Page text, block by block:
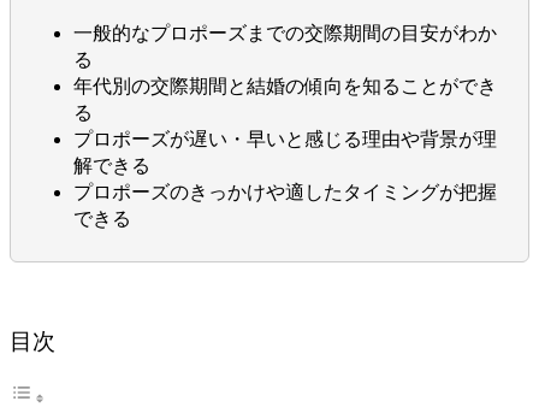
一般的なプロポーズまでの交際期間の目安がわか
る
年代別の交際期間と結婚の傾向を知ることができ
る
プロポーズが遅い・早いと感じる理由や背景が理
解できる
プロポーズのきっかけや適したタイミングが把握
できる
目次